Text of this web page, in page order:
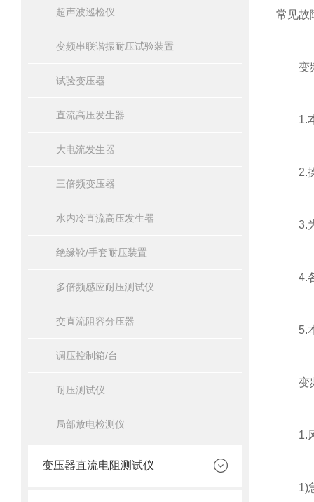
超声波巡检仪
变频串联谐振耐压试验装置
试验变压器
直流高压发生器
大电流发生器
三倍频变压器
水内冷直流高压发生器
绝缘靴/手套耐压装置
多倍频感应耐压测试仪
交直流阻容分压器
调压控制箱/台
耐压测试仪
局部放电检测仪
变压器直流电阻测试仪
常见故
变频
1.本
2.操
3.为
4.各
5.本
变频
1.风
1)急